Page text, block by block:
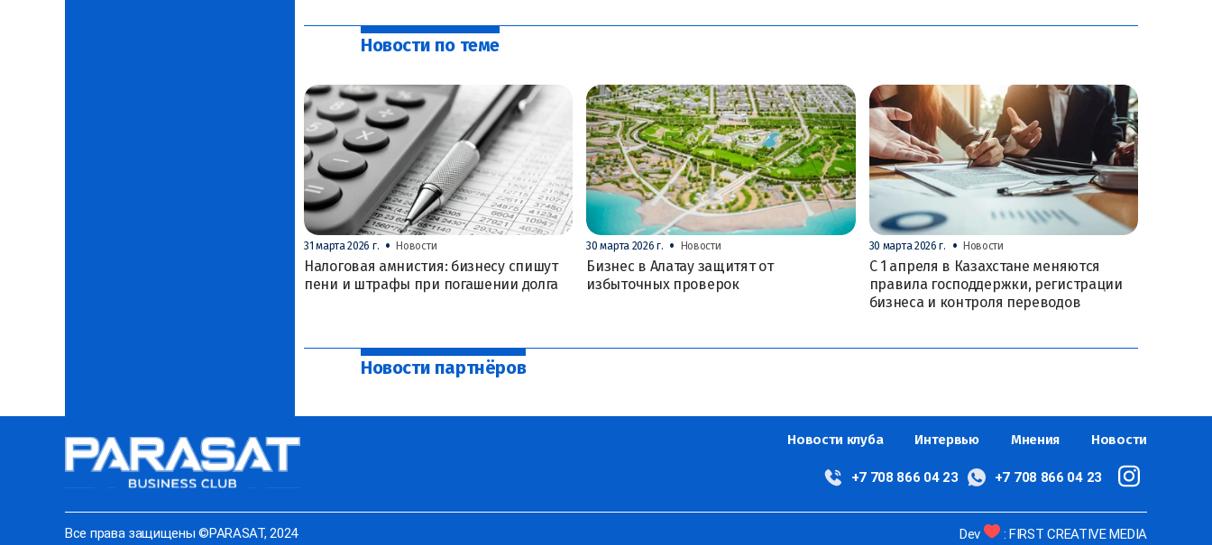
Новости по теме
31 марта 2026 г. • Новости
Налоговая амнистия: бизнесу спишут
пени и штрафы при погашении долга
30 марта 2026 г. • Новости
Бизнес в Алатау защитят от
избыточных проверок
30 марта 2026 г. • Новости
С 1 апреля в Казахстане меняются
правила господдержки, регистрации
бизнеса и контроля переводов
Новости партнёров
Новости клуба Интервью Мнения Новости
+7 708 866 04 23 +7 708 866 04 23
Все права защищены ©PARASAT, 2024 Dev : FIRST CREATIVE MEDIA